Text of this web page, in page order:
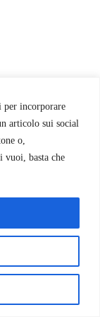
per incorporare
articolo sui social
o,
vuoi, basta che